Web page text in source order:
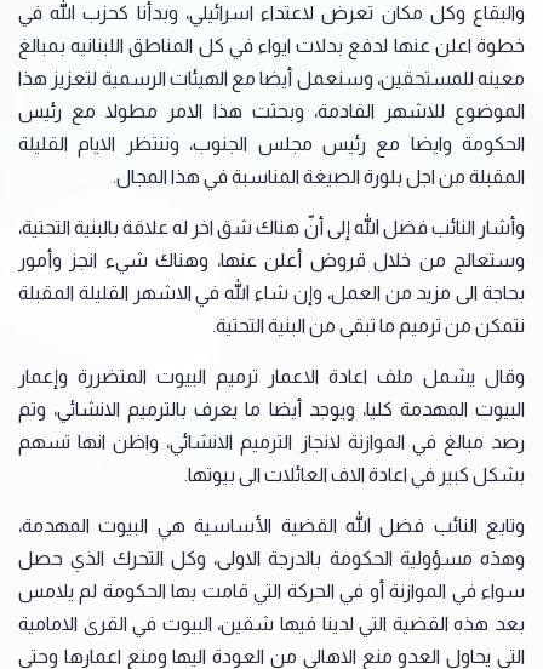
والبقاع وكل مكان تعرض لاعتداء اسرائيلي، وبدأنا كحزب الله في
خطوة اعلن عنها لدفع بدلات ايواء في كل المناطق اللبنانيه بمبالغ
معينه للمستحقين، وسنعمل أيضا مع الهيئات الرسمية لتعزيز هذا
الموضوع للاشهر القادمة، وبحثت هذا الامر مطولا مع رئيس
الحكومة وايضا مع رئيس مجلس الجنوب، وننتظر الايام القليلة
المقبلة من اجل بلورة الصيغة المناسبة في هذا المجال.
وأشار النائب فضل الله إلى أنّ هناك شق اخر له علاقة بالبنية التحتية،
وستعالج من خلال قروض أعلن عنها، وهناك شيء انجز وأمور
بحاجة الى مزيد من العمل، وإن شاء الله في الاشهر القليلة المقبلة
نتمكن من ترميم ما تبقى من البنية التحتية.
وقال يشمل ملف اعادة الاعمار ترميم البيوت المتضررة وإعمار
البيوت المهدمة كليا، ويوجد أيضا ما يعرف بالترميم الانشائي، وتم
رصد مبالغ في الموازنة لانجاز الترميم الانشائي، واظن انها تسهم
بشكل كبير في اعادة الاف العائلات الى بيوتها.
وتابع النائب فضل الله القضية الأساسية هي البيوت المهدمة،
وهذه مسؤولية الحكومة بالدرجة الاولى، وكل التحرك الذي حصل
سواء في الموازنة أو في الحركة التي قامت بها الحكومة لم يلامس
بعد هذه القضية التي لدينا فيها شقين، البيوت في القرى الامامية
التي يحاول العدو منع الاهالي من العودة اليها ومنع اعمارها وحتى